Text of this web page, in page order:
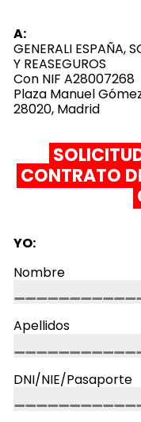
A:
GENERALI ESPAÑA,
Y REASEGUROS
Con NIF A28007268
Plaza Manuel
28020, Madrid
CONTRATO
YO:
Nombre
Apellidos
DNI/NIE/Pasaporte